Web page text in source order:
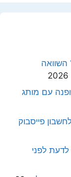
השוואה
עם מותג
פייסבוק
לדעת לפני